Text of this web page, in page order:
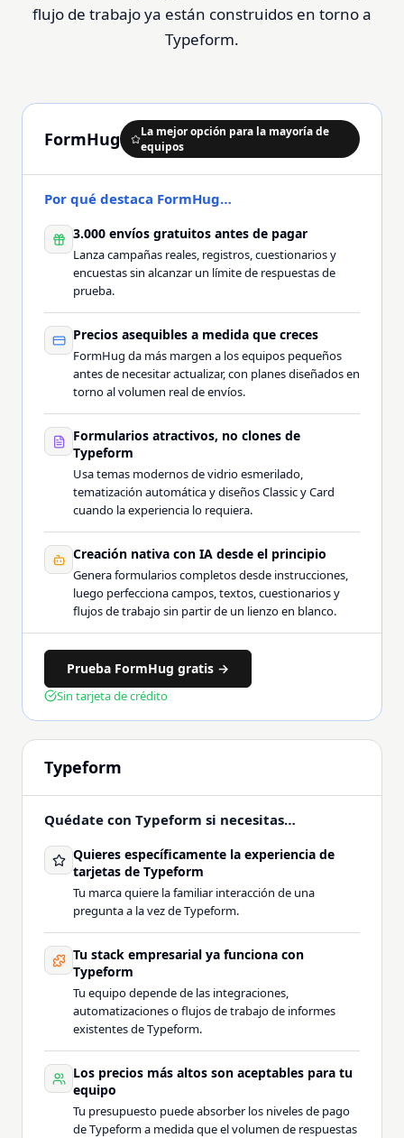
flujo de trabajo ya están construidos en torno a
Typeform.
FormHug
La mejor opción para la mayoría de
equipos
Por qué destaca FormHug…
3.000 envíos gratuitos antes de pagar
Lanza campañas reales, registros, cuestionarios y
encuestas sin alcanzar un límite de respuestas de
prueba.
Precios asequibles a medida que creces
FormHug da más margen a los equipos pequeños
antes de necesitar actualizar, con planes diseñados en
torno al volumen real de envíos.
Formularios atractivos, no clones de
Typeform
Usa temas modernos de vidrio esmerilado,
tematización automática y diseños Classic y Card
cuando la experiencia lo requiera.
Creación nativa con IA desde el principio
Genera formularios completos desde instrucciones,
luego perfecciona campos, textos, cuestionarios y
flujos de trabajo sin partir de un lienzo en blanco.
Prueba FormHug gratis →
Sin tarjeta de crédito
Typeform
Quédate con Typeform si necesitas…
Quieres específicamente la experiencia de
tarjetas de Typeform
Tu marca quiere la familiar interacción de una
pregunta a la vez de Typeform.
Tu stack empresarial ya funciona con
Typeform
Tu equipo depende de las integraciones,
automatizaciones o flujos de trabajo de informes
existentes de Typeform.
Los precios más altos son aceptables para tu
equipo
Tu presupuesto puede absorber los niveles de pago
de Typeform a medida que el volumen de respuestas